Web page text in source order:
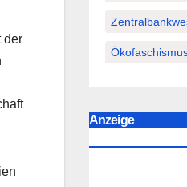
der
Anzeige